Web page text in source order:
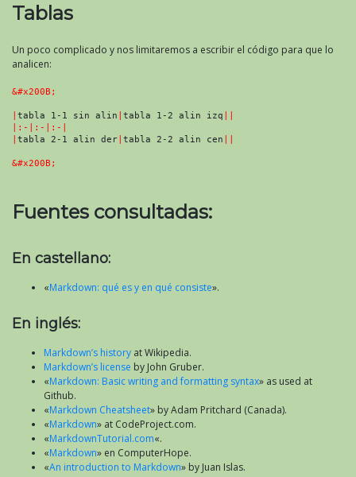
Tablas
Un poco complicado y nos limitaremos a escribir el código para que lo
analicen:
&#x200B;
tabla 1-1 sin alin tabla 1-2 alin izq
|:-|:-|:-|
tabla 2-1 alin der tabla 2-2 alin cen
&#x200B;
Fuentes consultadas:
En castellano:
«Markdown: qué es y en qué consiste».
En inglés:
Markdown’s history at Wikipedia.
Markdown’s license by John Gruber.
«Markdown: Basic writing and formatting syntax» as used at
Github.
«Markdown Cheatsheet» by Adam Pritchard (Canada).
«Markdown» at CodeProject.com.
«MarkdownTutorial.com«.
«Markdown» en ComputerHope.
«An introduction to Markdown» by Juan Islas.